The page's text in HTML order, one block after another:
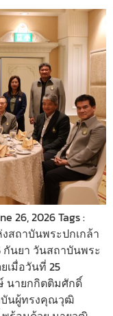
26, 2026 Tags :
สถาบันพระปกเกล้า
กันยา วันสถาบันพระ
เมื่อวันที่ 25
นายกกิตติมศักดิ์
บันผู้ทรงคุณวุฒิ